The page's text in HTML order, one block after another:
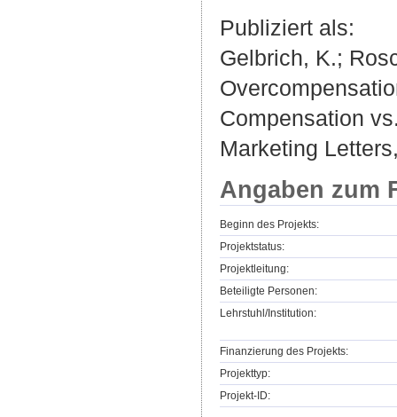
Publiziert als:
Gelbrich, K.;
Compensation
Marketing
Angaben zum
Beginn des Projekts:
Projektstatus:
Projektleitung:
Beteiligte Personen:
Lehrstuhl/Institution:
Finanzierung des Projekts:
Projekttyp:
Projekt-ID: